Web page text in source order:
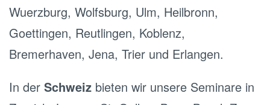
Wuerzburg, Wolfsburg, Ulm, Heilbronn,
Goettingen, Reutlingen, Koblenz,
Bremerhaven, Jena, Trier und Erlangen.
In der Schweiz bieten wir unsere Seminare in